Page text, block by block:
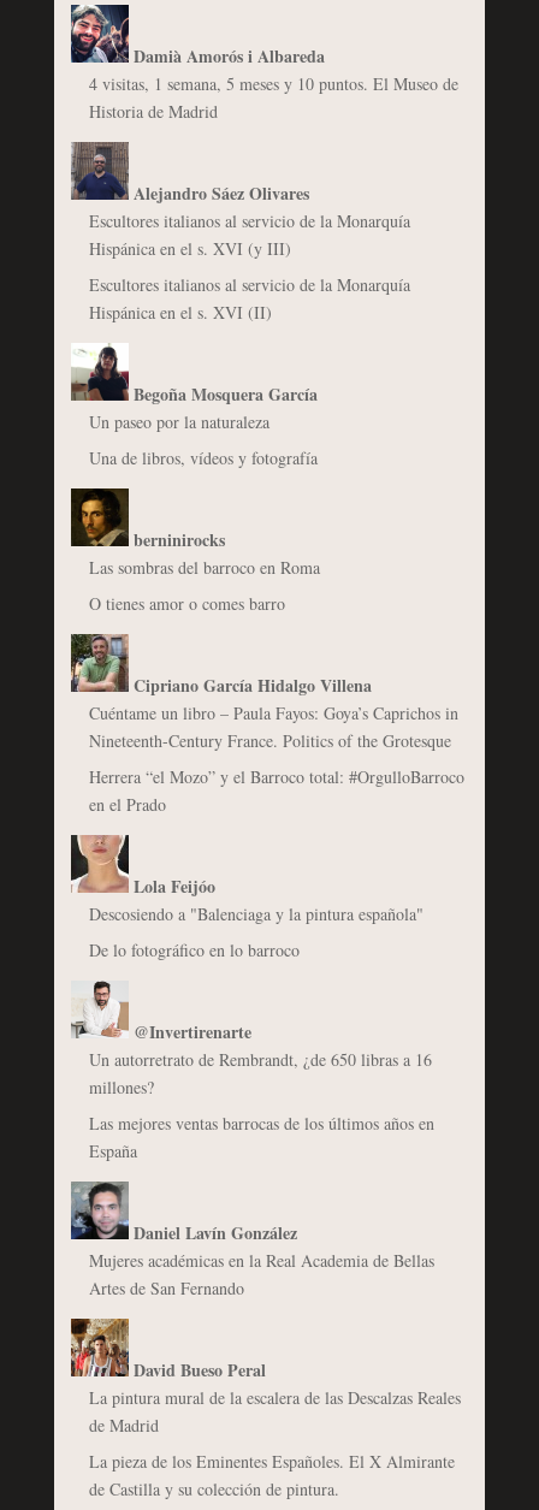
Damià Amorós i Albareda
4 visitas, 1 semana, 5 meses y 10 puntos. El Museo de
Historia de Madrid
Alejandro Sáez Olivares
Escultores italianos al servicio de la Monarquía
Hispánica en el s. XVI (y III)
Escultores italianos al servicio de la Monarquía
Hispánica en el s. XVI (II)
Begoña Mosquera García
Un paseo por la naturaleza
Una de libros, vídeos y fotografía
berninirocks
Las sombras del barroco en Roma
O tienes amor o comes barro
Cipriano García Hidalgo Villena
Cuéntame un libro – Paula Fayos: Goya’s Caprichos in
Nineteenth-Century France. Politics of the Grotesque
Herrera “el Mozo” y el Barroco total: #OrgulloBarroco
en el Prado
Lola Feijóo
Descosiendo a "Balenciaga y la pintura española"
De lo fotográfico en lo barroco
@Invertirenarte
Un autorretrato de Rembrandt, ¿de 650 libras a 16
millones?
Las mejores ventas barrocas de los últimos años en
España
Daniel Lavín González
Mujeres académicas en la Real Academia de Bellas
Artes de San Fernando
David Bueso Peral
La pintura mural de la escalera de las Descalzas Reales
de Madrid
La pieza de los Eminentes Españoles. El X Almirante
de Castilla y su colección de pintura.